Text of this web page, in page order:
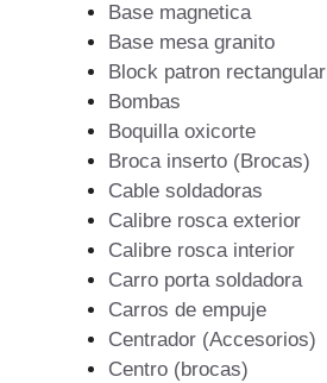
Base magnetica
Base mesa granito
Block patron rectangular
Bombas
Boquilla oxicorte
Broca inserto (Brocas)
Cable soldadoras
Calibre rosca exterior
Calibre rosca interior
Carro porta soldadora
Carros de empuje
Centrador (Accesorios)
Centro (brocas)